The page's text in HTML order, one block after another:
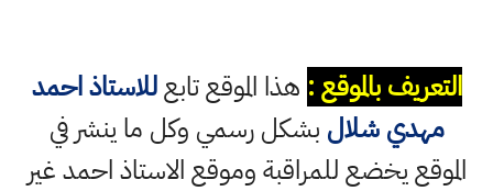
التعريف بالموقع : هذا الموقع تابعللاستاذ احمد
مهدي شلال بشكل رسمي وكل ما ينشر في
الموقع يخضع للمراقبة وموقع الاستاذ احمد غير